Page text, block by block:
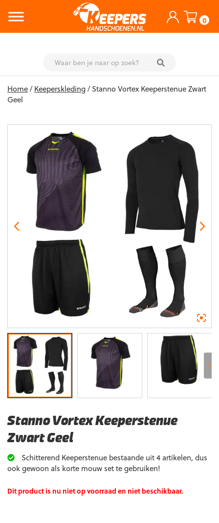
0
content
Home/Keeperskleding/ Stanno Vortex Keeperstenue Zwart
Geel
Stanno Vortex Keeperstenue
Zwart Geel
Schitterend Keeperstenue bestaande uit 4 artikelen, dus
ook gewoon als korte mouw set te gebruiken!
Dit product is nu niet op voorraad en niet beschikbaar.